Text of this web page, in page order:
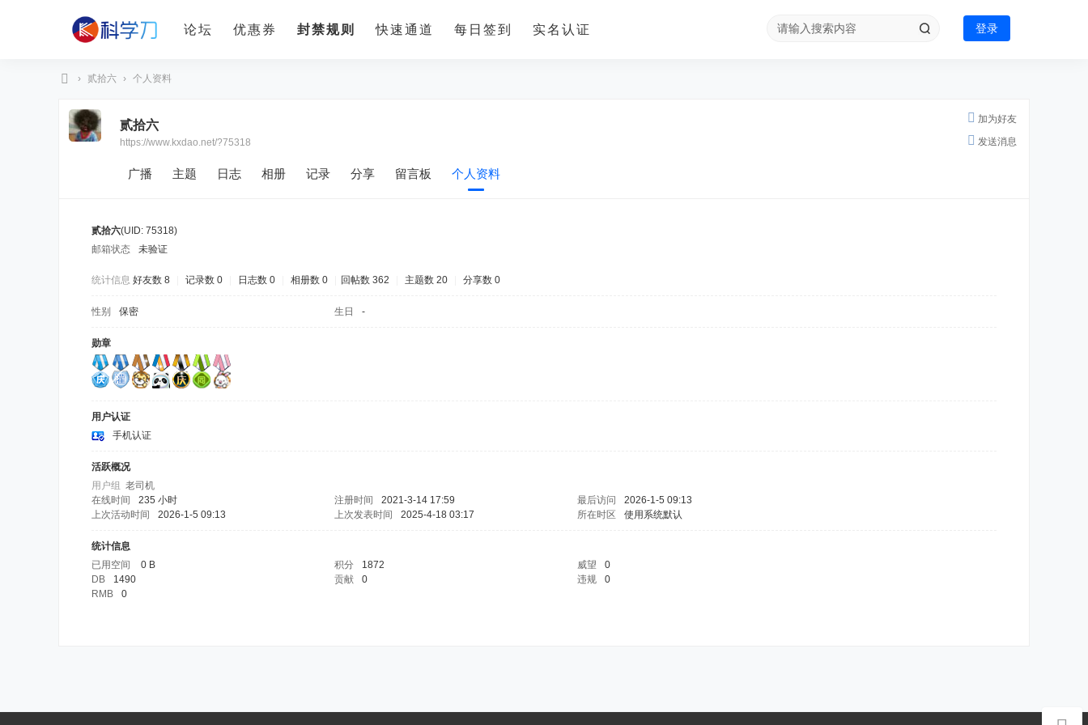
论坛 优惠券 封禁规则 快速通道 每日签到 实名认证 登录
学
› 贰拾六 › 个人资料
加为好友
发送消息
贰拾六
https://www.kxdao.net/?75318
广播 主题 日志 相册 记录 分享 留言板 个人资料
贰拾六(UID: 75318)
邮箱状态
未验证
统计信息 好友数 8 记录数 0 日志数 0 相册数 0 回帖数 362 主题数 20 分享数 0
性别 保密 生日 -
勋章
用户认证
手机认证
活跃概况
用户组 老司机
在线时间
235 小时 注册时间 2021-3-14 17:59 最后访问
2026-1-5 09:13
上次活动时间
2026-1-5 09:13 上次发表时间 2025-4-18 03:17 所在时区 使用系统默认
统计信息
已用空间
0 B 积分 1872 威望
0
DB
1490 贡献 0 违规
0
RMB
0